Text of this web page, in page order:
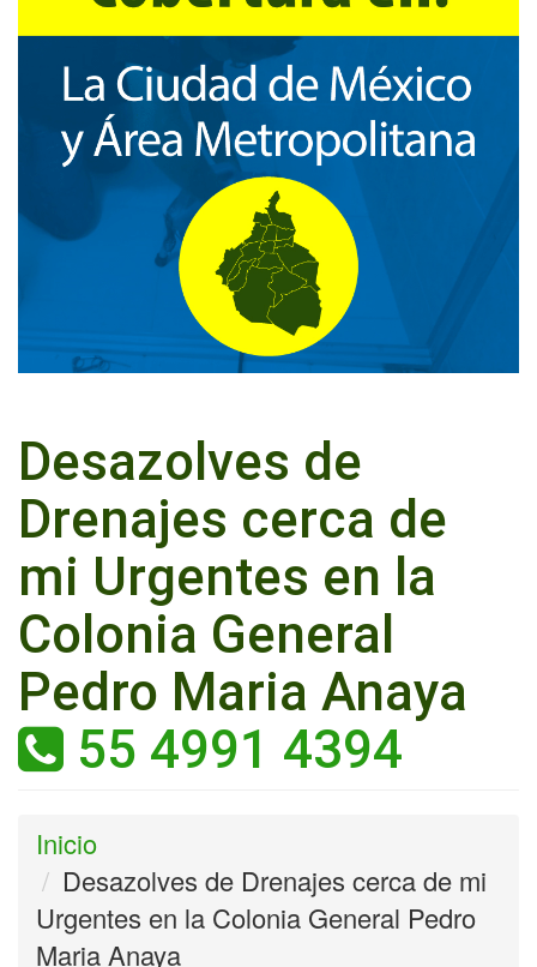
Desazolves de
Drenajes cerca de
mi Urgentes en la
Colonia General
Pedro Maria Anaya
55 4991 4394
Inicio
Desazolves de Drenajes cerca de mi
Urgentes en la Colonia General Pedro
Maria Anaya